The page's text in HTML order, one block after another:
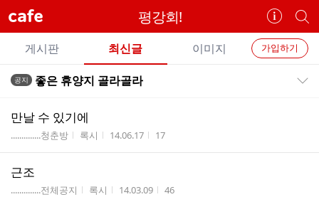
cafe 평강회!
카
페
정
보
개
별
카
페
검
카
페
뉴
가입하기
게시판 최신글 이미지
전
글
트
공지 좋은 휴양지 골라골라
만날 수 있기에
게시판명
..............청춘방 작성자
록시 작성시간
14.06.17 조회수
17
근조
게시판명
..............전체공지 작성자
록시 작성시간
14.03.09 조회수
46